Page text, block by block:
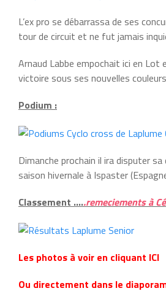
L’ex pro se débarrassa de ses
tour de circuit et ne fut jamais
Arnaud Labbe empochait ici en Lot
victoire sous ses nouvelles
Podium :
Dimanche prochain il ira disputer
saison hivernale à Ispaster
Classement …..remeciements à
Les photos à voir en cliquant ICI
Ou directement dans le